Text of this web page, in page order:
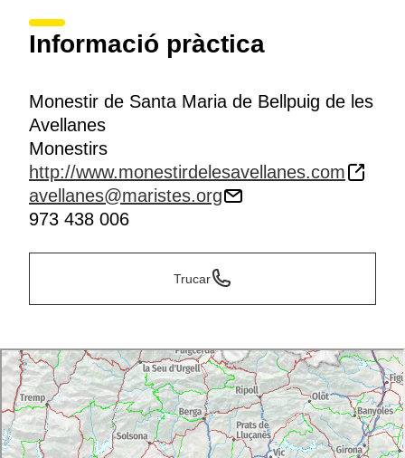
Informació pràctica
Monestir de Santa Maria de Bellpuig de les
Avellanes
Monestirs
http://www.monestirdelesavellanes.com
avellanes@maristes.org
973 438 006
Trucar